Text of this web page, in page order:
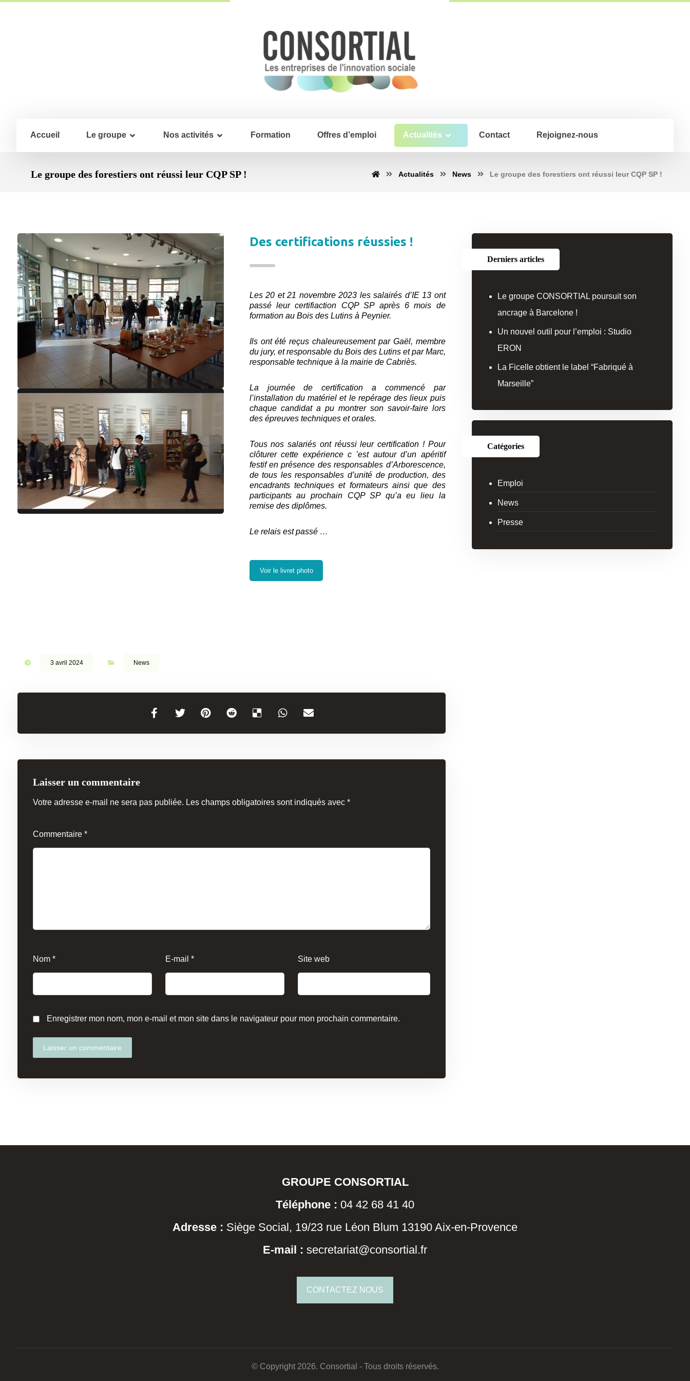
Accueil Le groupe Nos activités Formation Offres d’emploi Actualités Contact Rejoignez-nous
Le groupe des forestiers ont réussi leur CQP SP ! Actualités News Le groupe des forestiers ont réussi leur CQP SP !
Des certifications réussies !
Les 20 et 21 novembre 2023 les salairés d’IE 13 ont
passé leur certifiaction CQP SP après 6 mois de
formation au Bois des Lutins à Peynier.
Ils ont été reçus chaleureusement par Gaël, membre
du jury, et responsable du Bois des Lutins et par Marc,
responsable technique à la mairie de Cabriès.
La journée de certification a commencé par
l’installation du matériel et le repérage des lieux puis
chaque candidat a pu montrer son savoir-faire lors
des épreuves techniques et orales.
Tous nos salariés ont réussi leur certification ! Pour
clôturer cette expérience c ’est autour d’un apéritif
festif en présence des responsables d’Arborescence,
de tous les responsables d’unité de production, des
encadrants techniques et formateurs ainsi que des
participants au prochain CQP SP qu’a eu lieu la
remise des diplômes.
Le relais est passé …
Voir le livret photo
3 avril 2024 News
Laisser un commentaire
Votre adresse e-mail ne sera pas publiée. Les champs obligatoires sont indiqués avec *
Commentaire *
Nom * E-mail * Site web
Enregistrer mon nom, mon e-mail et mon site dans le navigateur pour mon prochain commentaire.
Laisser un commentaire
Derniers articles
Le groupe CONSORTIAL poursuit son
ancrage à Barcelone !
Un nouvel outil pour l’emploi : Studio
ERON
La Ficelle obtient le label “Fabriqué à
Marseille”
Catégories
Emploi
News
Presse
GROUPE CONSORTIAL
Téléphone : 04 42 68 41 40
Adresse : Siège Social, 19/23 rue Léon Blum 13190 Aix-en-Provence
E-mail : secretariat@consortial.fr
CONTACTEZ NOUS
© Copyright 2026. Consortial - Tous droits réservés.